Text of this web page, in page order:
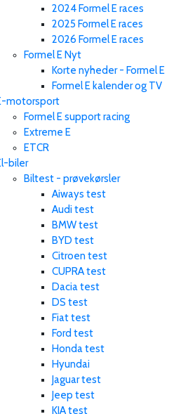
2024 Formel E races
2025 Formel E races
2026 Formel E races
Formel E Nyt
Korte nyheder - Formel E
Formel E kalender og TV
motorsport
Formel E support racing
Extreme E
ETCR
biler
Biltest - prøvekørsler
Aiways test
Audi test
BMW test
BYD test
Citroen test
CUPRA test
Dacia test
DS test
Fiat test
Ford test
Honda test
Hyundai
Jaguar test
Jeep test
KIA test